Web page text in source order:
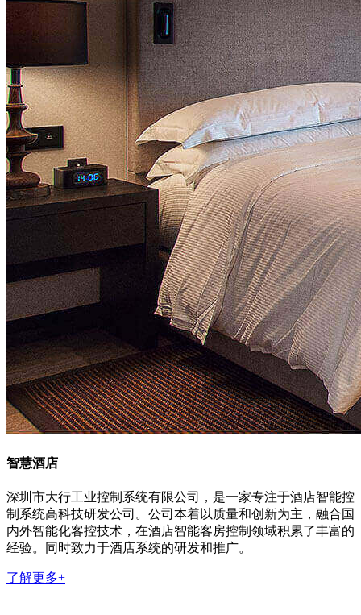
智慧酒店
深圳市大行工业控制系统有限公司，是一家专注于酒店智能控
制系统高科技研发公司。公司本着以质量和创新为主，融合国
内外智能化客控技术，在酒店智能客房控制领域积累了丰富的
经验。同时致力于酒店系统的研发和推广。
了解更多+